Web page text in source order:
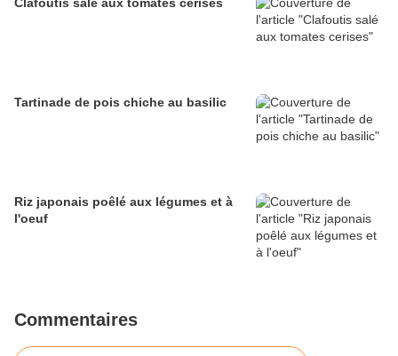
Tartinade de pois chiche au basilic
Riz japonais poêlé aux légumes et à
l'oeuf
Commentaires